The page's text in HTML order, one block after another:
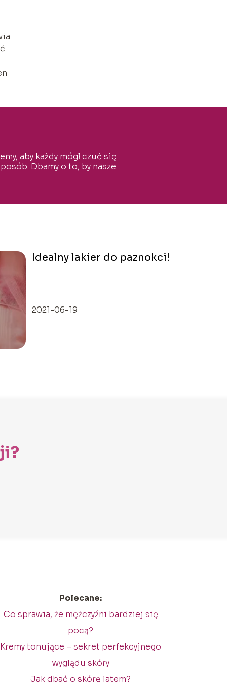
aby każdy mógł czuć się
Dbamy o to, by nasze
Idealny lakier do paznokci!
2021-06-19
Polecane:
Co sprawia, że mężczyźni bardziej się
pocą?
Kremy tonujące – sekret perfekcyjnego
wyglądu skóry
Jak dbać o skórę latem?